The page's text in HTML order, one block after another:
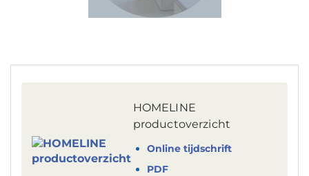
HOMELINE
productoverzicht
Online tijdschrift
PDF